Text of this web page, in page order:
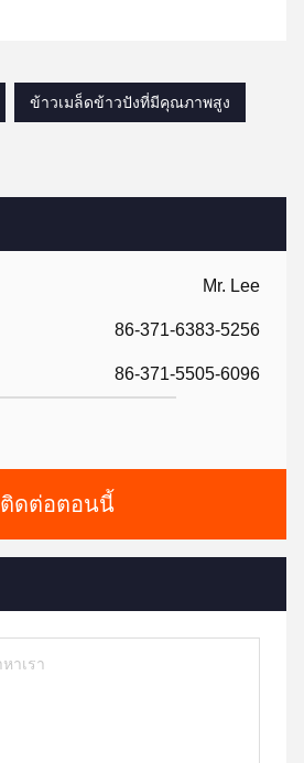
Mr. Lee
86-371-6383-5256
86-371-5505-6096
ติดต่อตอนนี้
ข้าวเมล็ดข้าวปังที่มีคุณภาพสูง